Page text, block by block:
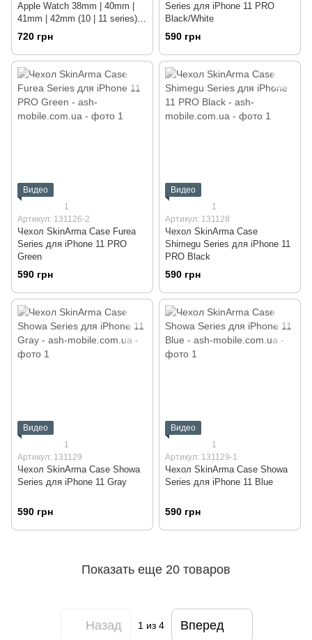
Apple Watch 38mm | 40mm |
41mm | 42mm (10 | 11 series)
Yellow
720 грн
Series для iPhone 11 PRO
Black/White
590 грн
Видео
1
Артикул: 131126-2
Чехол SkinArma Case Furea
Series для iPhone 11 PRO
Green
590 грн
Видео
1
Артикул: 131128
Чехол SkinArma Case
Shimegu Series для iPhone 11
PRO Black
590 грн
Видео
1
Артикул: 131129
Чехол SkinArma Case Showa
Series для iPhone 11 Gray
590 грн
Видео
1
Артикул: 131129-1
Чехол SkinArma Case Showa
Series для iPhone 11 Blue
590 грн
Показать еще 20 товаров
Назад 1из 4 Вперед